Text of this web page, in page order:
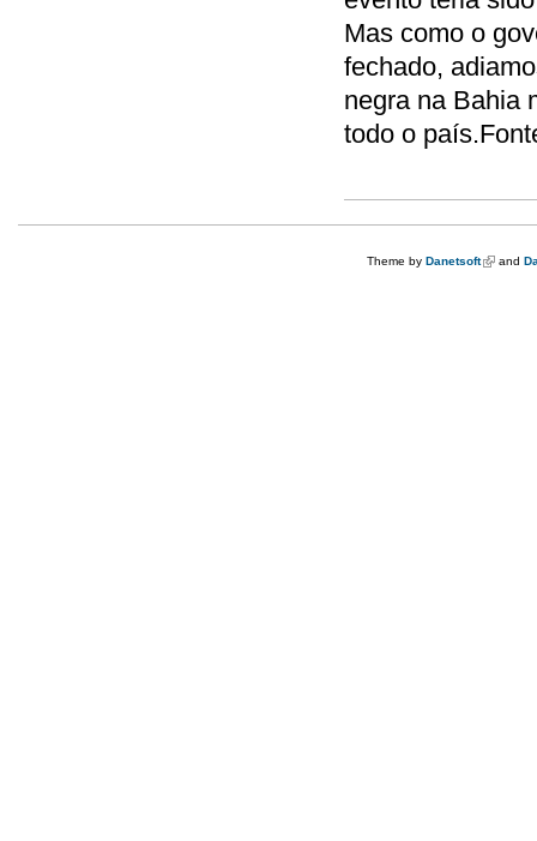
Mas como o
fechado,
negra na Bahia
todo o
Theme by Danetsoft(link is
and